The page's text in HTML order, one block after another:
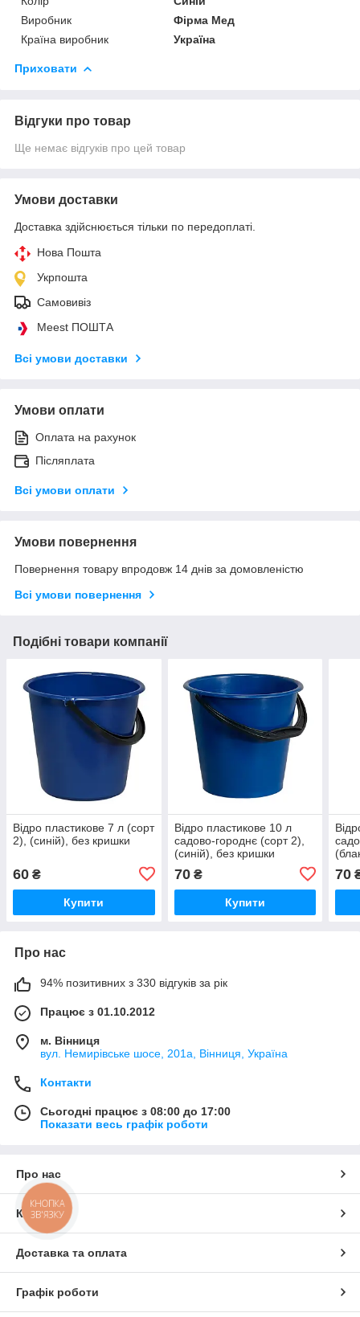
Виробник
Фірма Мед
Країна виробник
Україна
Приховати
Відгуки про товар
Ще немає відгуків про цей товар
Умови доставки
Доставка здійснюється тільки по передоплаті.
Нова Пошта
Укрпошта
Самовивіз
Meest ПОШТА
Всі умови доставки
Умови оплати
Оплата на рахунок
Післяплата
Всі умови оплати
Умови повернення
Повернення товару впродовж 14 днів за домовленістю
Всі умови повернення
Подібні товари компанії
Відро пластикове 7 л (сорт
2), (синій), без кришки
60 ₴
Купити
Відро пластикове 10 л
садово-городнє (сорт 2),
(синій), без кришки
70₴
Купити
70
Про нас
94% позитивних з 330 відгуків за рік
Працює з 01.10.2012
м. Вінниця
вул. Немирівське шосе, 201а, Вінниця, Україна
Контакти
Сьогодні працює з 08:00 до 17:00
Показати весь графік роботи
Про нас
Контакти
Доставка та оплата
Графік роботи
КНОПКА
ЗВ'ЯЗКУ